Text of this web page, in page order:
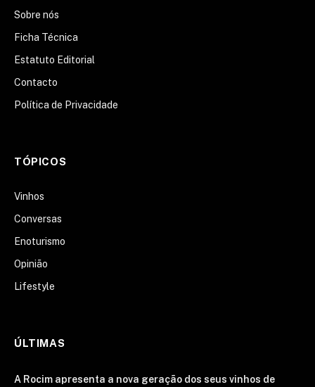
Sobre nós
Ficha Técnica
Estatuto Editorial
Contacto
Política de Privacidade
TÓPICOS
Vinhos
Conversas
Enoturismo
Opinião
Lifestyle
ÚLTIMAS
A Rocim apresenta a nova geração dos seus vinhos de